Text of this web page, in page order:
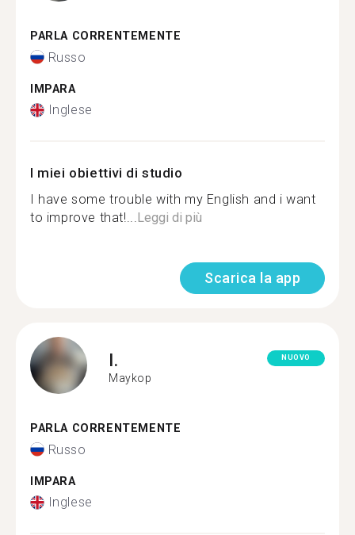
PARLA CORRENTEMENTE
Russo
IMPARA
Inglese
I miei obiettivi di studio
I have some trouble with my English and i want
to improve that!...Leggi di più
Scarica la app
I.
Maykop
NUOVO
PARLA CORRENTEMENTE
Russo
IMPARA
Inglese